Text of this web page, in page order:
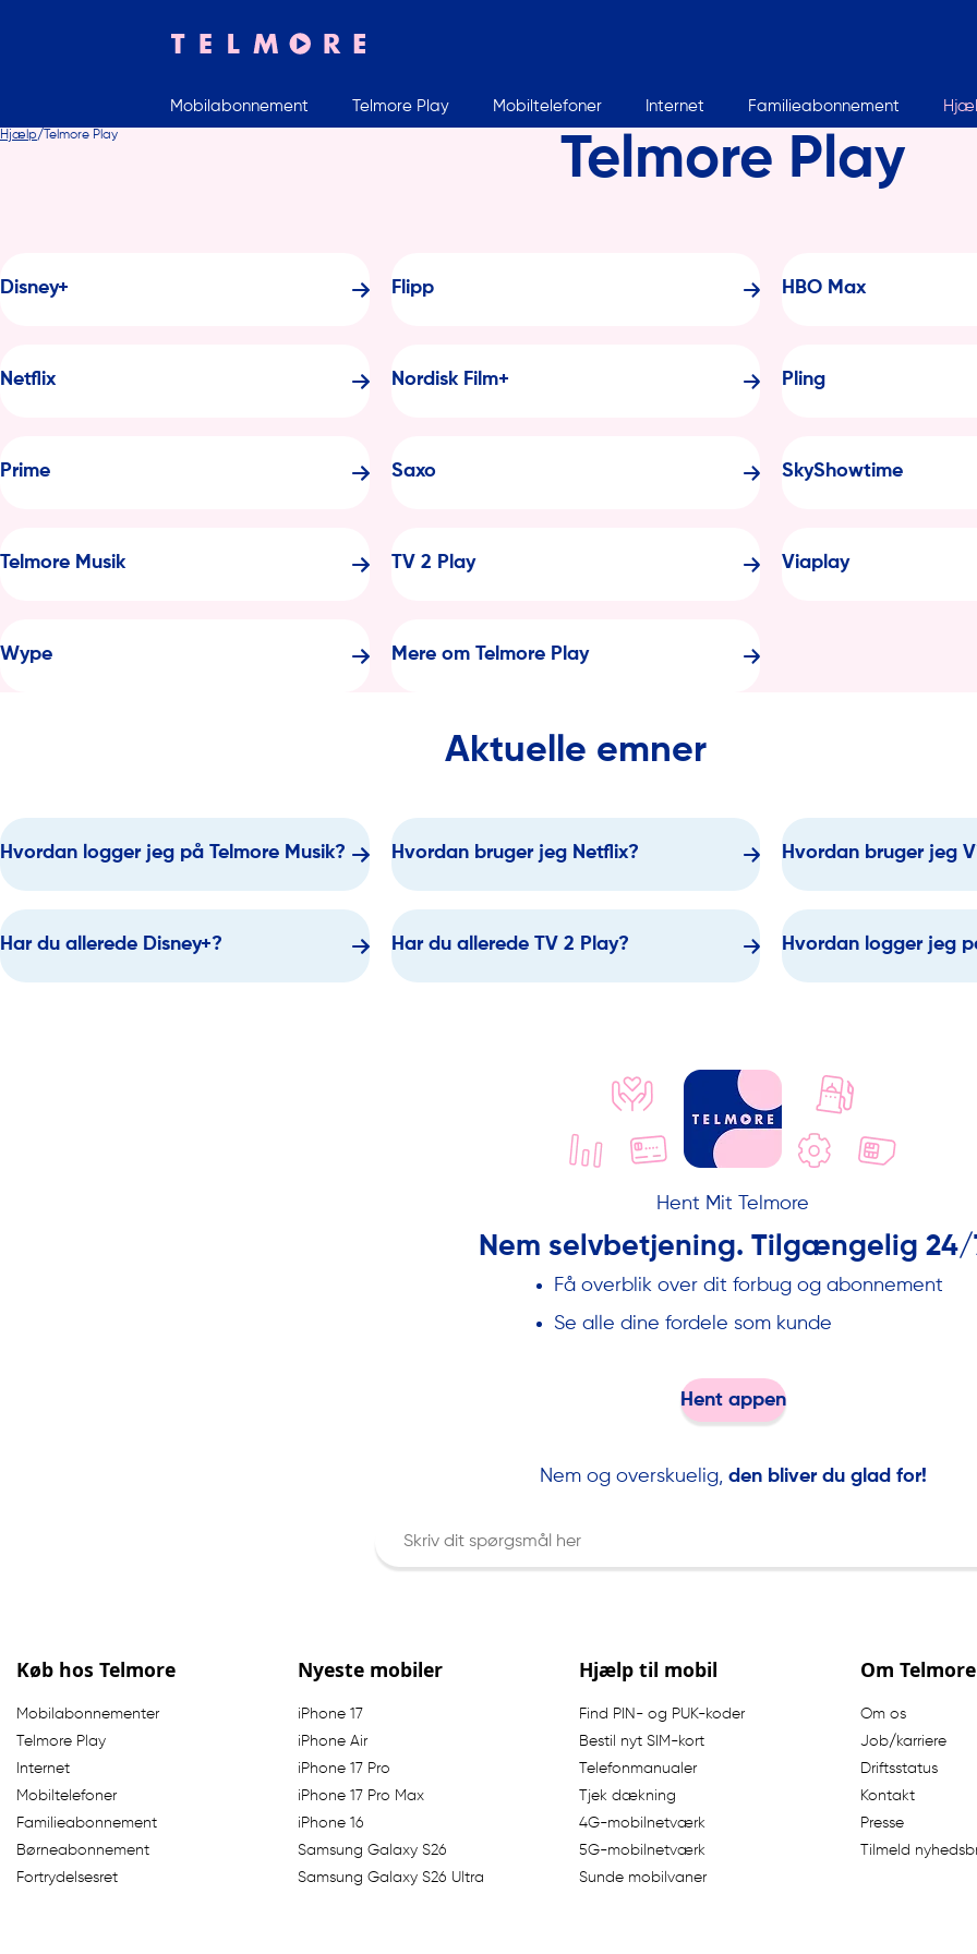
Indtast søgeord
Mobilabonnement Telmore Play Mobiltelefoner Internet Familieabonnement
Hjælp Telmore Play Telmore Play
Disney+ Flipp HBO Max
Netflix Nordisk Film+ Pling
Prime Saxo SkyShowtime
Telmore Musik TV 2 Play Viaplay
Wype Mere om Telmore Play
Aktuelle emner
Hvordan logger jeg på Telmore Musik? Hvordan bruger jeg Netflix? Hvordan bruger jeg
Har du allerede Disney+? Har du allerede TV 2 Play? Hvordan logger jeg
Hent Mit Telmore
Nem selvbetjening. Tilgængelig 24/
Få overblik over dit forbug og abonnement
Se alle dine fordele som kunde
Hent appen
Nem og overskuelig, den bliver du glad for!
Køb hos Telmore
Mobilabonnementer
Telmore Play
Internet
Mobiltelefoner
Familieabonnement
Børneabonnement
Fortrydelsesret
Nyeste mobiler
iPhone 17
iPhone Air
iPhone 17 Pro
iPhone 17 Pro Max
iPhone 16
Samsung Galaxy S26
Samsung Galaxy S26 Ultra
Hjælp til mobil
Find PIN- og PUK-koder
Bestil nyt SIM-kort
Telefonmanualer
Tjek dækning
4G-mobilnetværk
5G-mobilnetværk
Sunde mobilvaner
Om Telmore
Om os
Job/karriere
Driftsstatus
Kontakt
Presse
Tilmeld